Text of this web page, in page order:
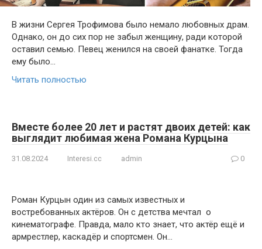
В жизни Сергея Трофимова было немало любовных драм.
Однако, он до сих пор не забыл женщину, ради которой
оставил семью. Певец женился на своей фанатке. Тогда
ему было…
Читать полностью
Вместе более 20 лет и растят двоих детей: как
выглядит любимая жена Романа Курцына
31.08.2024 Interesi.cc admin 0
Роман Курцын один из самых известных и
востребованных актёров. Он с детства мечтал о
кинематографе. Правда, мало кто знает, что актёр ещё и
армрестлер, каскадёр и спортсмен. Он…